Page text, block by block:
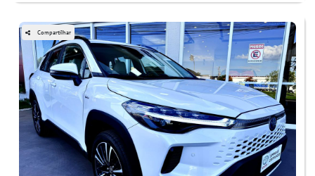
Compartilhar